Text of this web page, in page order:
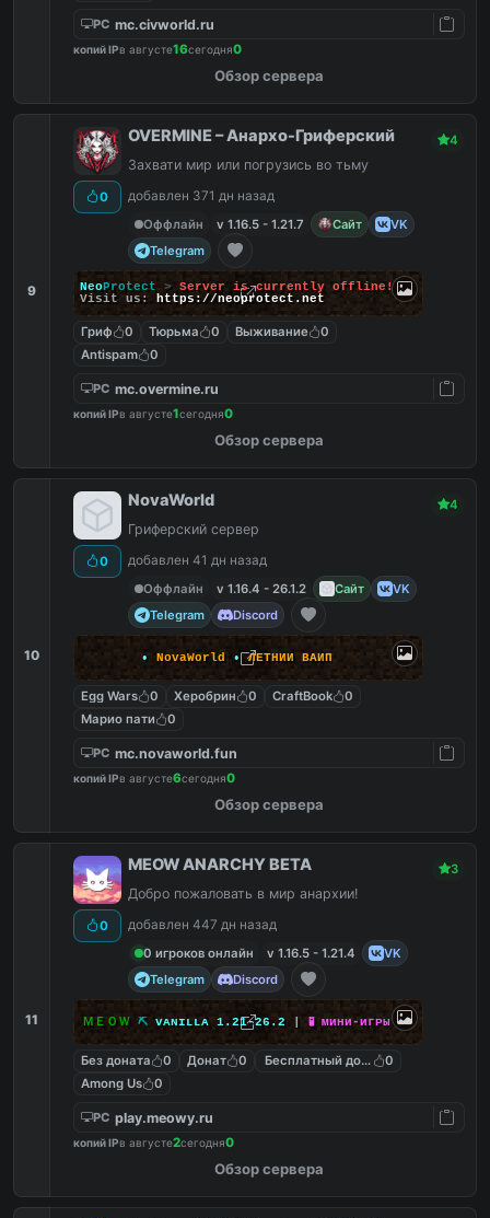
PC mc.civworld.ru
копий IPв августе16сегодня0
Обзор сервера
9
0
OVERMINE – Анархо-Гриферский 4
Захвати мир или погрузись во тьму
добавлен 371 дн назад
Оффлайн
v 1.16.5 - 1.21.7 Сайт
VK
Telegram
NeoProtect > Server is currently offline!
Visit us:
https://neoprotect.net
Гриф 0 Тюрьма 0 Выживание
0
Antispam
0
PC mc.overmine.ru
копий IPв августе1сегодня0
Обзор сервера
10
0
NovaWorld 4
Гриферский сервер
добавлен 41 дн назад
Оффлайн
v 1.16.4 - 26.1.2 Сайт
VK
Telegram
Discord
• NovaWorld •ЛЕТНИЙ ВАЙП
Egg Wars 0 Херобрин 0 CraftBook
0
Марио пати
0
PC mc.novaworld.fun
копий IPв августе6сегодня0
Обзор сервера
11
0
MEOW ANARCHY BETA 3
Добро пожаловать в мир анархии!
добавлен 447 дн назад
0 игроков онлайн
v 1.16.5 - 1.21.4
VK
Telegram
Discord
ＭＥＯＷ ⛏ ᴠᴀɴɪʟʟᴀ 1.21-26 . 2 | 🧪 ᴍиʜи-игᴘы
Без доната 0 Донат 0 Бесплатный донат0
Among Us
0
PC play.meowy.ru
копий IPв августе2сегодня0
Обзор сервера